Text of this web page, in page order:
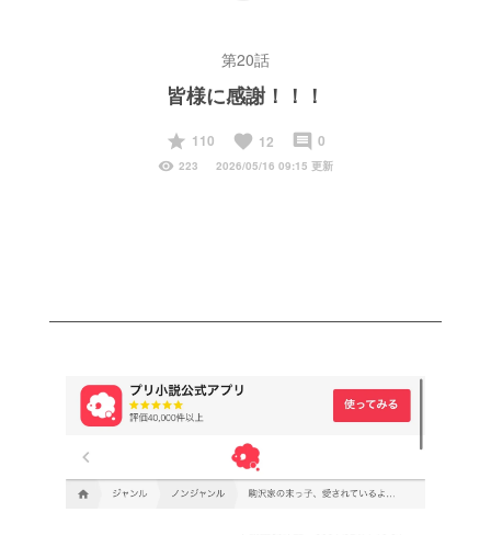
第20話
皆様に感謝！！！
start
110 favorite 12 insert_comment 0
visibility 223 2026/05/16 09:15 更新